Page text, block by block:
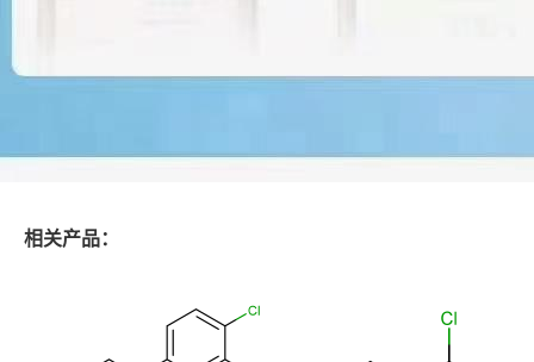
相关产品：